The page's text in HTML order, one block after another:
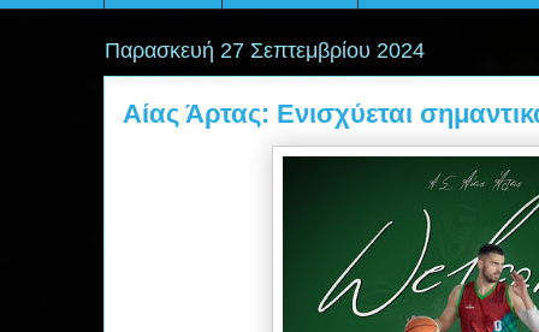
Παρασκευή 27 Σεπτεμβρίου 2024
Αίας Άρτας: Ενισχύεται